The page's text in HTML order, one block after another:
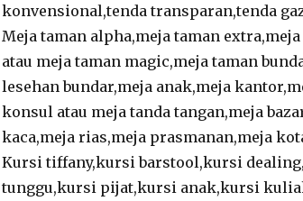
konvensional,tenda transparan,tenda
Meja taman alpha,meja taman
atau meja taman magic,meja taman
lesehan bundar,meja anak,meja
konsul atau meja tanda tangan,meja
kaca,meja rias,meja prasmanan,meja
Kursi tiffany,kursi barstool,kursi
tunggu,kursi pijat,kursi anak,kursi